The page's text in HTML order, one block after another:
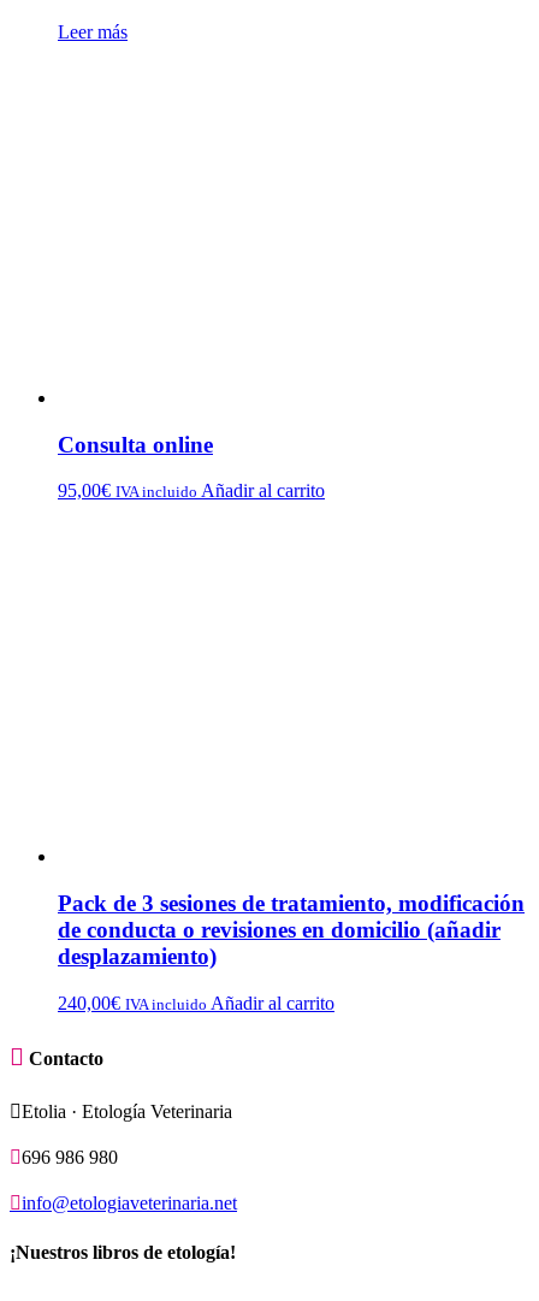
Leer más
Consulta online
95,00€ IVA incluido Añadir al carrito
Pack de 3 sesiones de tratamiento, modificación
de conducta o revisiones en domicilio (añadir
desplazamiento)
240,00€ IVA incluido Añadir al carrito
 Contacto
Etolia · Etología Veterinaria
696 986 980
info@etologiaveterinaria.net
¡Nuestros libros de etología!